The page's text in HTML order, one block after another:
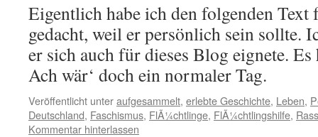
Eigentlich habe ich den folgenden
gedacht, weil er persönlich sein sollte.
er sich auch für dieses Blog eignete.
Ach wär‘ doch ein normaler Tag.
Veröffentlicht unteraufgesammelt, erlebte Geschichte, Leben,
Deutschland, Faschismus, FlÃ¼chtlinge, FlÃ¼chtlingshilfe,
Kommentar hinterlassen